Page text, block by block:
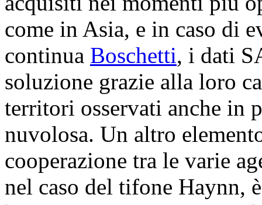
come in Asia, e in caso di
continua Boschetti, i dati
soluzione grazie alla loro
territori osservati anche in
nuvolosa. Un altro
cooperazione tra le varie
nel caso del tifone Haynn,